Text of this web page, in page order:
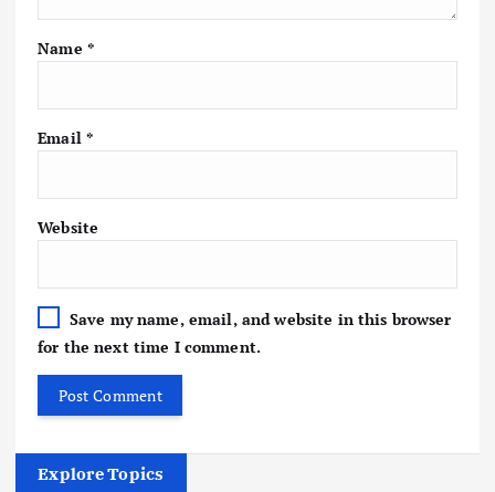
Name *
Email *
Website
Save my name, email, and website in this browser
for the next time I comment.
Explore Topics